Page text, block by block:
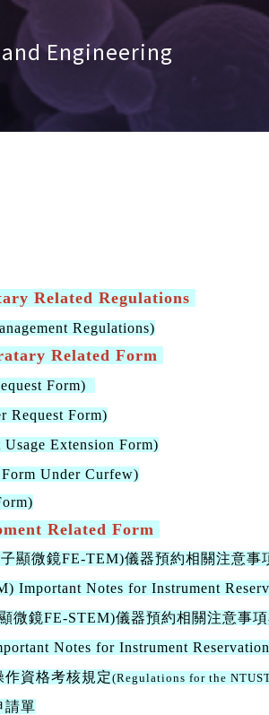
Engineering
Related Regulations
Regulations)
Related Form
Form)
Request Form)
Extension Form)
Under Curfew)
Related Form
顯微鏡FE-TEM)儀器預約相關注意事
Important Notes for Instrument
微鏡FE-STEM)儀器預約相關注意事
Notes for Instrument Reservation
資格考核規定(Regulations for the
請單